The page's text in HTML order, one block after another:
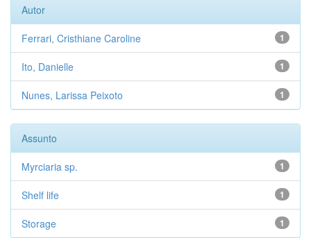
Autor
1
Ferrari, Cristhiane Caroline
1
Ito, Danielle
1
Nunes, Larissa Peixoto
Assunto
1
Myrciaria sp.
1
Shelf life
1
Storage